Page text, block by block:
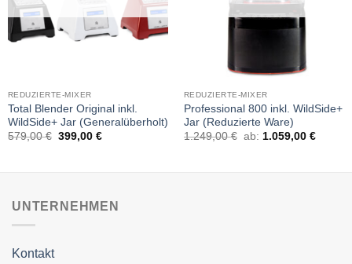
REDUZIERTE-MIXER
Total Blender Original inkl.
WildSide+ Jar (Generalüberholt)
579,00€ 399,00 €
REDUZIERTE-MIXER
Professional 800 inkl. WildSide+
Jar (Reduzierte Ware)
1.249,00€ ab: 1.059,00 €
UNTERNEHMEN
Kontakt